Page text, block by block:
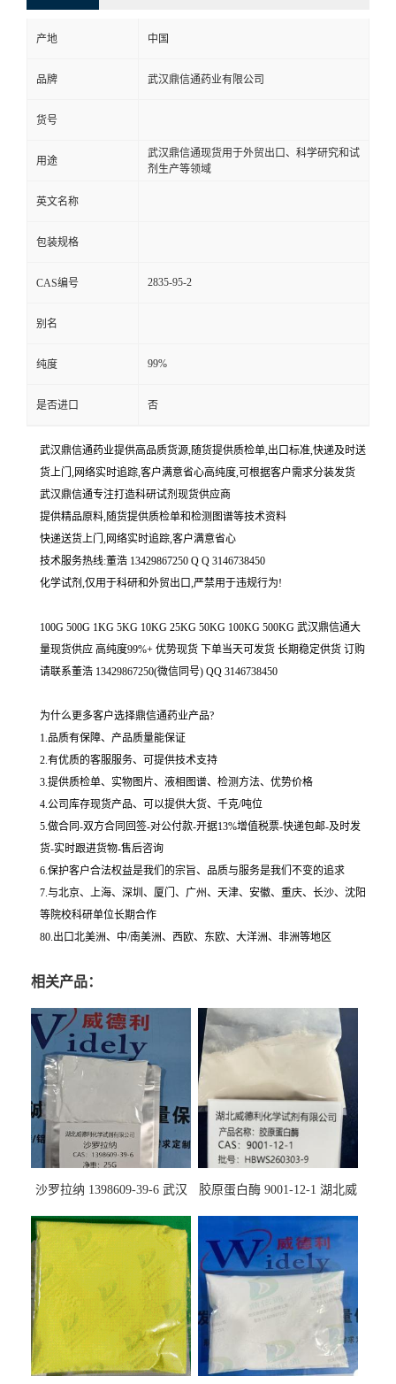
产地 中国
品牌 武汉鼎信通药业有限公司
货号
用途
武汉鼎信通现货用于外贸出口、科学研究和试
剂生产等领域
英文名称
包装规格
CAS编号 2835-95-2
别名
纯度 99%
是否进口 否
武汉鼎信通药业提供高品质货源,随货提供质检单,出口标准,快递及时送
货上门,网络实时追踪,客户满意省心高纯度,可根据客户需求分装发货
武汉鼎信通专注打造科研试剂现货供应商
提供精品原料,随货提供质检单和检测图谱等技术资料
快递送货上门,网络实时追踪,客户满意省心
技术服务热线:董浩 13429867250 Q Q 3146738450
化学试剂,仅用于科研和外贸出口,严禁用于违规行为!
100G 500G 1KG 5KG 10KG 25KG 50KG 100KG 500KG 武汉鼎信通大
量现货供应 高纯度99%+ 优势现货 下单当天可发货 长期稳定供货 订购
请联系董浩 13429867250(微信同号) QQ 3146738450
为什么更多客户选择鼎信通药业产品?
1.品质有保障、产品质量能保证
2.有优质的客服服务、可提供技术支持
3.提供质检单、实物图片、液相图谱、检测方法、优势价格
4.公司库存现货产品、可以提供大货、千克/吨位
5.做合同-双方合同回签-对公付款-开据13%增值税票-快递包邮-及时发
货-实时跟进货物-售后咨询
6.保护客户合法权益是我们的宗旨、品质与服务是我们不变的追求
7.与北京、上海、深圳、厦门、广州、天津、安徽、重庆、长沙、沈阳
等院校科研单位长期合作
80.出口北美洲、中/南美洲、西欧、东欧、大洋洲、非洲等地区
相关产品：
沙罗拉纳 1398609-39-6 武汉
胶原蛋白酶 9001-12-1 湖北威